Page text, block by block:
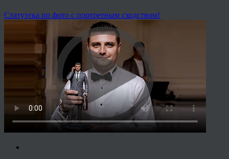
Статуэтка по фото с портретным сходством!